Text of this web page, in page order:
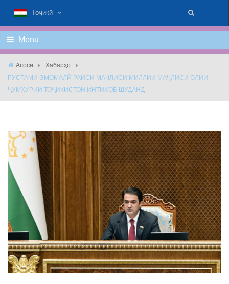
Тоҷикӣ
Menu
Асосӣ
Хабарҳо
РУСТАМИ ЭМОМАЛӢ РАИСИ МАҶЛИСИ МИЛЛИИ МАҶЛИСИ ОЛИИ
ҶУМҲУРИИ ТОҶИКИСТОН ИНТИХОБ ШУДАНД